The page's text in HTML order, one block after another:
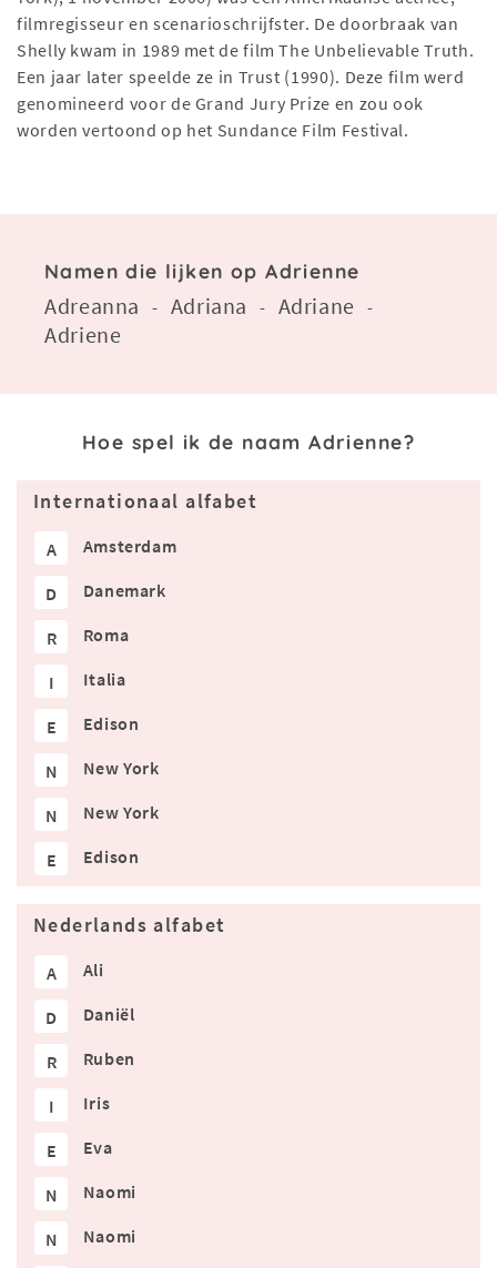
filmregisseur en scenarioschrijfster. De doorbraak van
Shelly kwam in 1989 met de film The Unbelievable Truth.
Een jaar later speelde ze in Trust (1990). Deze film werd
genomineerd voor de Grand Jury Prize en zou ook
worden vertoond op het Sundance Film Festival.
Namen die lijken op Adrienne
Adreanna - Adriana - Adriane -
Adriene
Hoe spel ik de naam Adrienne?
Internationaal alfabet
A Amsterdam
D Danemark
R Roma
I Italia
E Edison
N New York
N New York
E Edison
Nederlands alfabet
A Ali
D Daniël
R Ruben
I Iris
E Eva
N Naomi
N Naomi